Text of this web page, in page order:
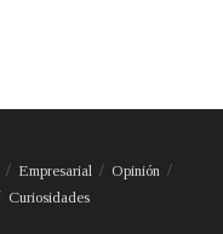
Empresarial
Opinión
Curiosidades